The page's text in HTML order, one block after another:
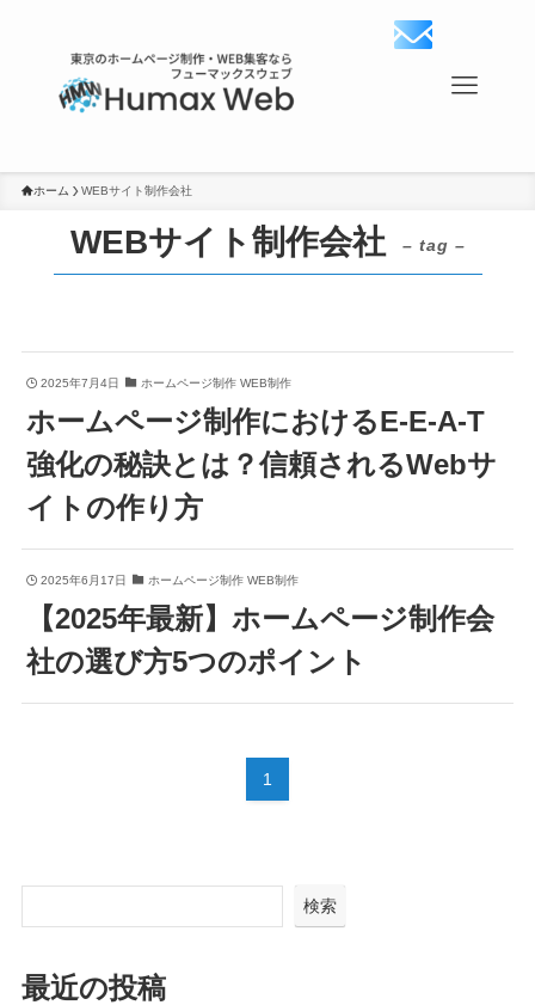
ホーム WEBサイト制作会社
WEBサイト制作会社 – tag –
2025年7月4日 ホームページ制作 WEB制作
ホームページ制作におけるE-E-A-T
強化の秘訣とは？信頼されるWebサ
イトの作り方
2025年6月17日 ホームページ制作 WEB制作
【2025年最新】ホームページ制作会
社の選び方5つのポイント
1
検索
最近の投稿